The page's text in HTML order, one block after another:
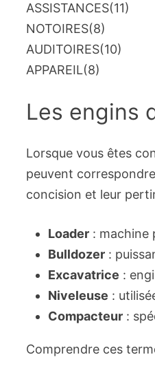
ASSISTANCES(11)
NOTOIRES(8)
AUDITOIRES(10)
APPAREIL(8)
Les engins
Lorsque vous êtes
peuvent
concision et leur
Loader : machine
Bulldozer :
Excavatrice :
Niveleuse :
Compacteur :
Comprendre ces